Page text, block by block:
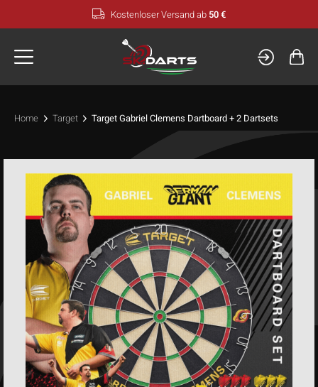
Inhalt
Kostenloser Versand ab 50 €
Home Target Target Gabriel Clemens Dartboard + 2 Dartsets